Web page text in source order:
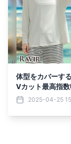
体型をカバーす
Vカット最高指
2025-04-25